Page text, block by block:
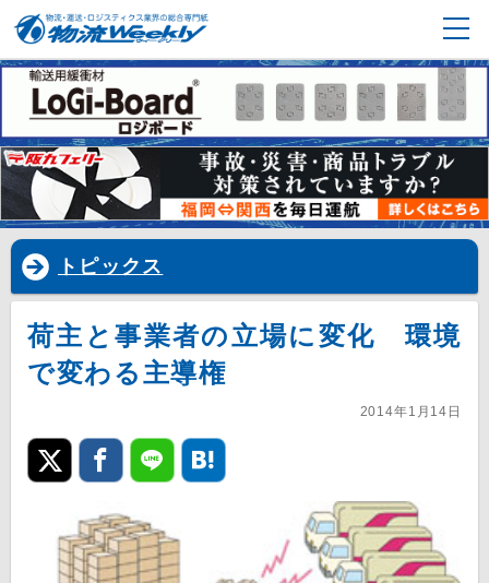
トピックス
荷主と事業者の立場に変化 環境
で変わる主導権
2014年1月14日